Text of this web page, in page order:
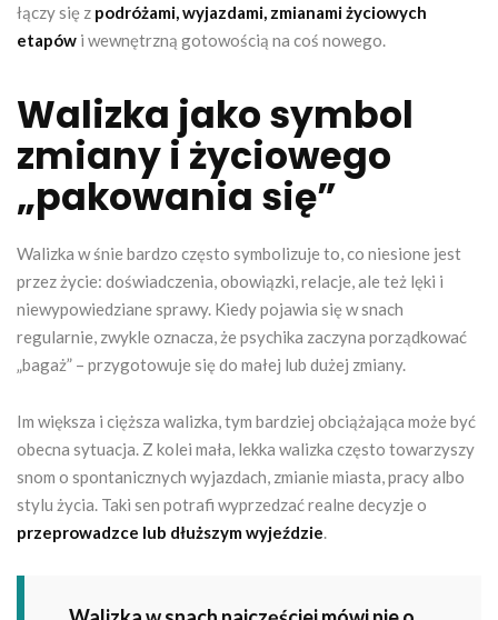
łączy się z podróżami, wyjazdami, zmianami życiowych
etapów i wewnętrzną gotowością na coś nowego.
Walizka jako symbol
zmiany i życiowego
„pakowania się”
Walizka w śnie bardzo często symbolizuje to, co niesione jest
przez życie: doświadczenia, obowiązki, relacje, ale też lęki i
niewypowiedziane sprawy. Kiedy pojawia się w snach
regularnie, zwykle oznacza, że psychika zaczyna porządkować
„bagaż” – przygotowuje się do małej lub dużej zmiany.
Im większa i cięższa walizka, tym bardziej obciążająca może być
obecna sytuacja. Z kolei mała, lekka walizka często towarzyszy
snom o spontanicznych wyjazdach, zmianie miasta, pracy albo
stylu życia. Taki sen potrafi wyprzedzać realne decyzje o
przeprowadzce lub dłuższym wyjeździe